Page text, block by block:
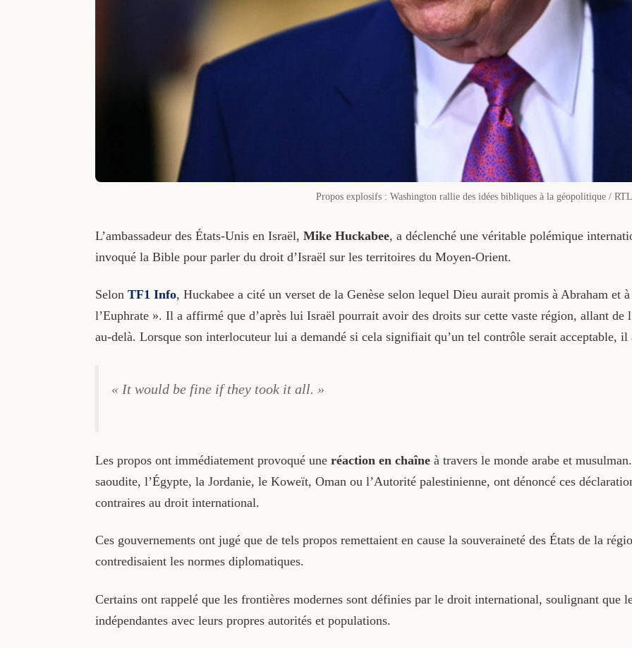
Propos explosifs : Washington rallie des idées bibliques à la géopolitique / RTL
L’ambassadeur des États-Unis en Israël, Mike Huckabee, a déclenché une véritable polémique
invoqué la Bible pour parler du droit d’Israël sur les territoires du Moyen-Orient.
Selon TF1 Info, Huckabee a cité un verset de la Genèse selon lequel Dieu aurait promis à Abraham et
l’Euphrate ». Il a affirmé que d’après lui Israël pourrait avoir des droits sur cette vaste région, allant de
au-delà. Lorsque son interlocuteur lui a demandé si cela signifiait qu’un tel contrôle serait acceptable, il
« It would be fine if they took it all. »
Les propos ont immédiatement provoqué une réaction en chaîneà travers le monde arabe et
saoudite, l’Égypte, la Jordanie, le Koweït, Oman ou l’Autorité palestinienne, ont dénoncé ces
contraires au droit international.
Ces gouvernements ont jugé que de tels propos remettaient en cause la souveraineté des États de la
contredisaient les normes diplomatiques.
Certains ont rappelé que les frontières modernes sont définies par le droit international, soulignant que
indépendantes avec leurs propres autorités et populations.